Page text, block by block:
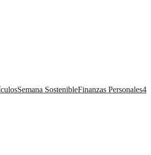
Semana SostenibleFinanzas Personales4